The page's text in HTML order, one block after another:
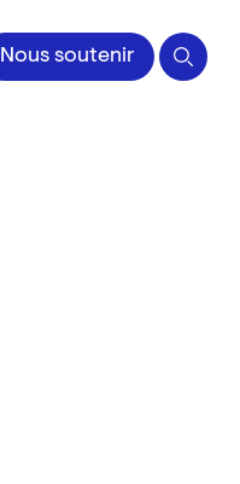
Nous soutenir